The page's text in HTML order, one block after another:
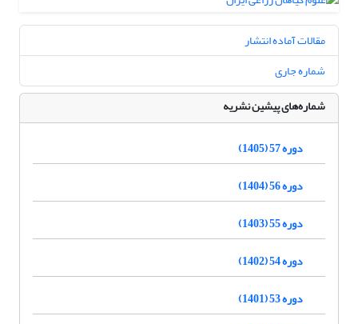
مقالات آماده انتشار
شماره جاری
شماره‌های پیشین نشریه
دوره 57 (1405)
دوره 56 (1404)
دوره 55 (1403)
دوره 54 (1402)
دوره 53 (1401)